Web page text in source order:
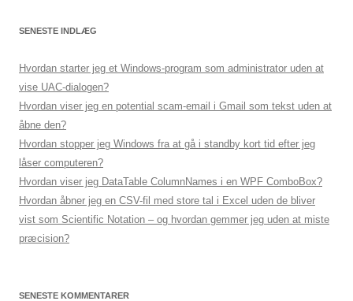
SENESTE INDLÆG
Hvordan starter jeg et Windows-program som administrator uden at
vise UAC-dialogen?
Hvordan viser jeg en potential scam-email i Gmail som tekst uden at
åbne den?
Hvordan stopper jeg Windows fra at gå i standby kort tid efter jeg
låser computeren?
Hvordan viser jeg DataTable ColumnNames i en WPF ComboBox?
Hvordan åbner jeg en CSV-fil med store tal i Excel uden de bliver
vist som Scientific Notation – og hvordan gemmer jeg uden at miste
præcision?
SENESTE KOMMENTARER